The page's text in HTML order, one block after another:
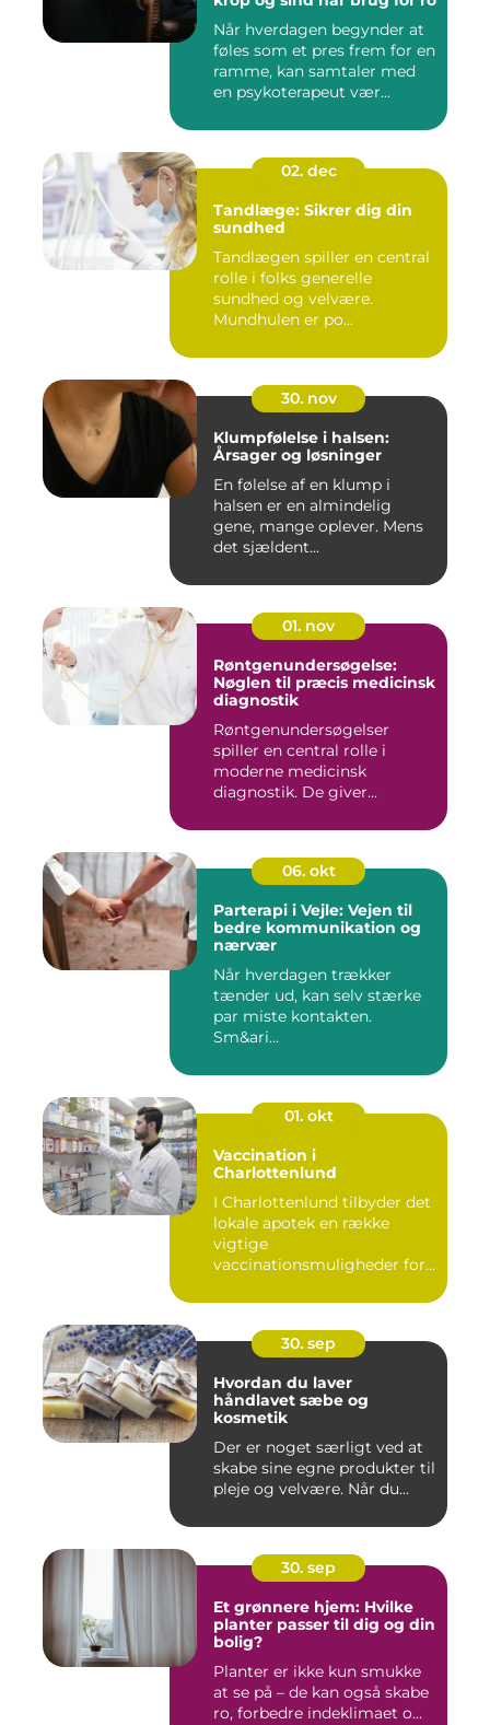
Når hverdagen begynder at
føles som et pres frem for en
ramme, kan samtaler med
en psykoterapeut vær...
02. dec
Tandlæge: Sikrer dig din
sundhed
Tandlægen spiller en central
rolle i folks generelle
sundhed og velvære.
Mundhulen er po...
30. nov
Klumpfølelse i halsen:
Årsager og løsninger
En følelse af en klump i
halsen er en almindelig
gene, mange oplever. Mens
det sjældent...
01. nov
Røntgenundersøgelse:
Nøglen til præcis medicinsk
diagnostik
Røntgenundersøgelser
spiller en central rolle i
moderne medicinsk
diagnostik. De giver...
06. okt
Parterapi i Vejle: Vejen til
bedre kommunikation og
nærvær
Når hverdagen trækker
tænder ud, kan selv stærke
par miste kontakten.
Sm&ari...
01. okt
Vaccination i
Charlottenlund
I Charlottenlund tilbyder det
lokale apotek en række
vigtige
vaccinationsmuligheder for
30. sep
Hvordan du laver
håndlavet sæbe og
kosmetik
Der er noget særligt ved at
skabe sine egne produkter til
pleje og velvære. Når du...
30. sep
Et grønnere hjem: Hvilke
planter passer til dig og din
bolig?
Planter er ikke kun smukke
at se på – de kan også skabe
ro, forbedre indeklimaet o...